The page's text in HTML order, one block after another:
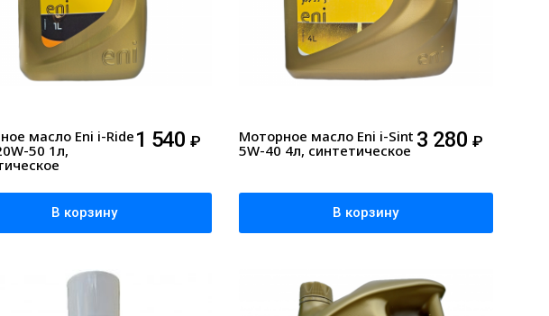
масло Eni i-Ride
50 1л,
1 540₽
В корзину
Моторное масло Eni i-Sint
5W-40 4л, синтетическое 3 280 ₽
В корзину